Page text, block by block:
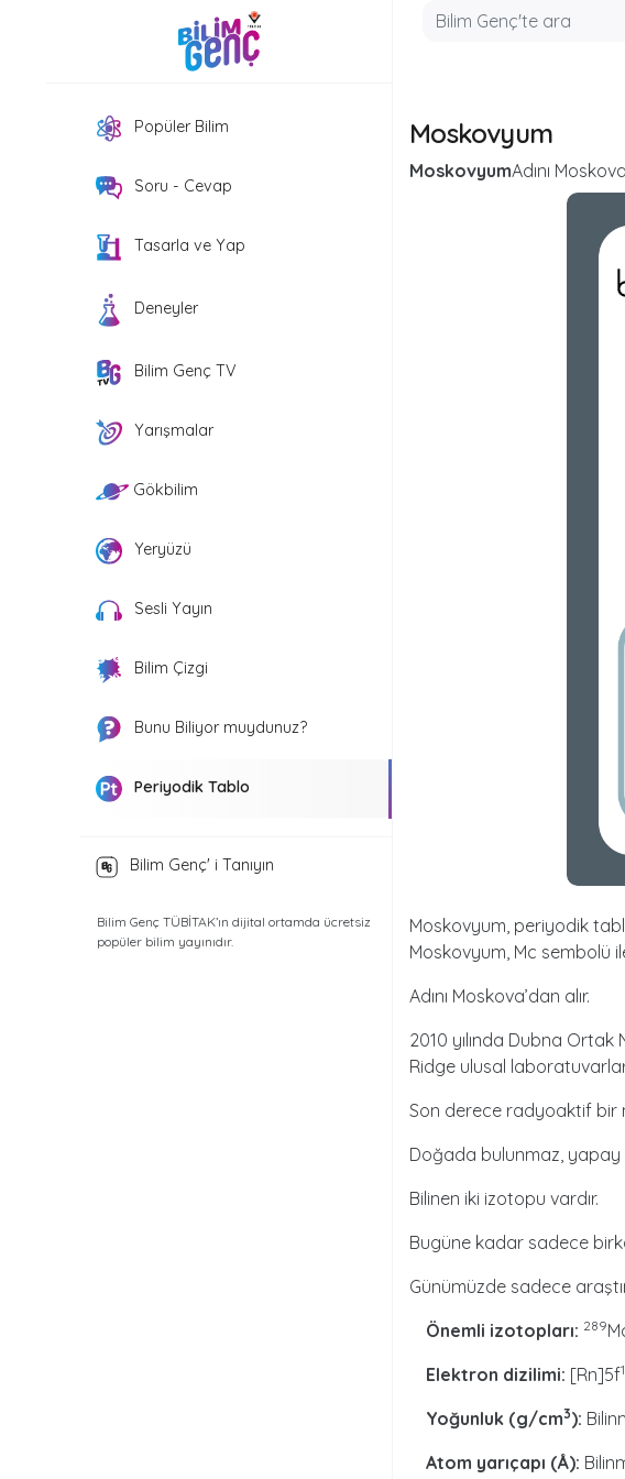
Popüler Bilim
Soru - Cevap
Tasarla ve Yap
Deneyler
Bilim Genç TV
Yarışmalar
Gökbilim
Yeryüzü
Sesli Yayın
Bilim Çizgi
Bunu Biliyor muydunuz?
Periyodik Tablo
Bilim Genç' i Tanıyın
Bilim Genç TÜBİTAK’ın dijital ortamda ücretsiz
popüler bilim yayınıdır.
Moskovyum
MoskovyumAdını
Moskovyum, periyodik
Moskovyum, Mc sembolü
Adını Moskova’dan alır.
2010 yılında Dubna
Ridge ulusal
Son derece radyoaktif bir
Doğada bulunmaz, yapay
Bilinen iki izotopu vardır.
Bugüne kadar sadece
Günümüzde sadece
Önemli izotopları: 289
Elektron dizilimi: [Rn]5f
Yoğunluk (g/cm3):
Atom yarıçapı (Å):